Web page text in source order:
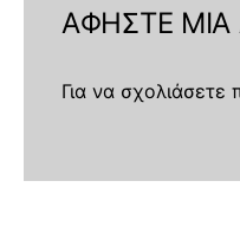
ΑΦΉΣΤΕ
Για να σχολιάσετε